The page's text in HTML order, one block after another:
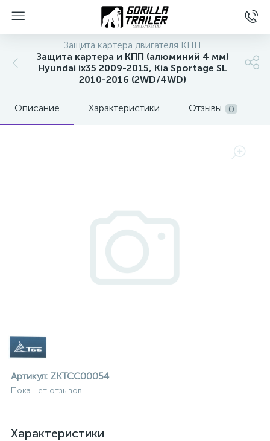
Защита картера двигателя КПП
Защита картера и КПП (алюминий 4 мм)
Hyundai ix35 2009-2015, Kia Sportage SL
2010-2016 (2WD/4WD)
Описание Характеристики Отзывы 0
Артикул: ZKTCC00054
Пока нет отзывов
Характеристики